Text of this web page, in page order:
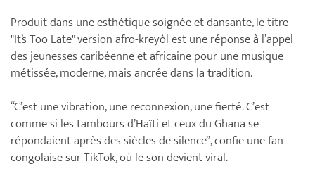
Produit dans une esthétique soignée et dansante, le titre
"It’s Too Late" version afro-kreyòl est une réponse à l’appel
des jeunesses caribéenne et africaine pour une musique
métissée, moderne, mais ancrée dans la tradition.
“C’est une vibration, une reconnexion, une fierté. C’est
comme si les tambours d’Haïti et ceux du Ghana se
répondaient après des siècles de silence”, confie une fan
congolaise sur TikTok, où le son devient viral.